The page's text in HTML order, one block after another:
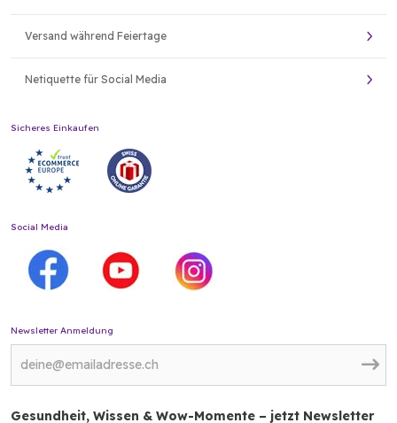
Versand während Feiertage
Netiquette für Social Media
Sicheres Einkaufen
Social Media
Newsletter Anmeldung
Gesundheit, Wissen & Wow-Momente – jetzt Newsletter